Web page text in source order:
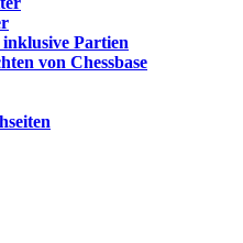
Partien
von Chessbase